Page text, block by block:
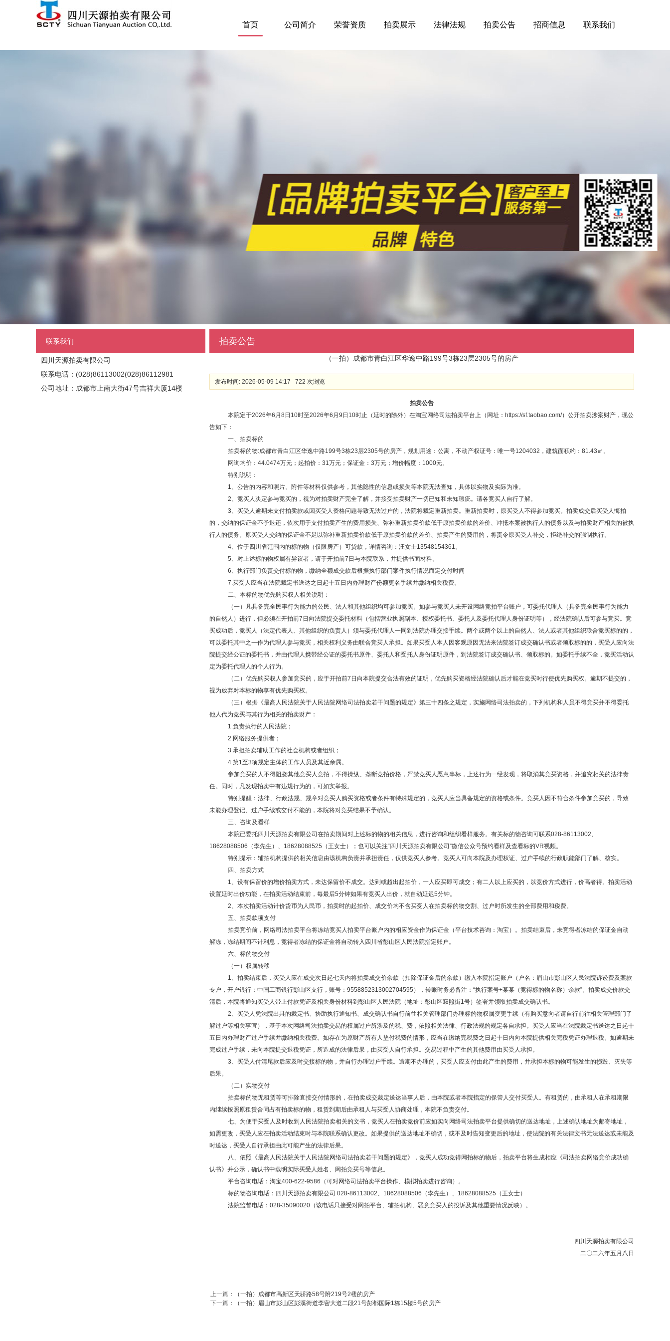
首页 公司简介 荣誉资质 拍卖展示 法律法规 拍卖公告 招商信息 联系我们
联系我们
四川天源拍卖有限公司
联系电话：(028)86113002(028)86112981
公司地址：成都市上南大街47号吉祥大厦14楼
拍卖公告
（一拍）成都市青白江区华逸中路199号3栋23层2305号的房产
发布时间: 2026-05-09 14:17 722 次浏览
拍卖公告
本院定于2026年6月8日10时至2026年6月9日10时止（延时的除外）在淘宝网络司法拍卖平台上（网址：https://sf.taobao.com/）公开拍卖涉案财产，现公
告如下：
一、拍卖标的
拍卖标的物:成都市青白江区华逸中路199号3栋23层2305号的房产，规划用途：公寓，不动产权证号：唯一号1204032，建筑面积约：81.43㎡。
网询均价： 44.0474万元；起拍价：31万元；保证金：3万元；增价幅度：1000元。
特别说明：
1、公告的内容和照片、附件等材料仅供参考，其他隐性的信息或损失等本院无法查知，具体以实物及实际为准。
2、竞买人决定参与竞买的，视为对拍卖财产完全了解，并接受拍卖财产一切已知和未知瑕疵。请各竞买人自行了解。
3、买受人逾期未支付拍卖款或因买受人资格问题导致无法过户的，法院将裁定重新拍卖。重新拍卖时，原买受人不得参加竞买。拍卖成交后买受人悔拍
的，交纳的保证金不予退还，依次用于支付拍卖产生的费用损失、弥补重新拍卖价款低于原拍卖价款的差价、冲抵本案被执行人的债务以及与拍卖财产相关的被执
行人的债务。原买受人交纳的保证金不足以弥补重新拍卖价款低于原拍卖价款的差价、拍卖产生的费用的，将责令原买受人补交，拒绝补交的强制执行。
4、位于四川省范围内的标的物（仅限房产）可贷款，详情咨询：汪女士13548154361。
5、对上述标的物权属有异议者，请于开拍前7日与本院联系，并提供书面材料。
6、执行部门负责交付标的物，缴纳全额成交款后根据执行部门案件执行情况而定交付时间
7.买受人应当在法院裁定书送达之日起十五日内办理财产份额更名手续并缴纳相关税费。
二、本标的物优先购买权人相关说明：
（一）凡具备完全民事行为能力的公民、法人和其他组织均可参加竞买。如参与竞买人未开设网络竞拍平台账户，可委托代理人（具备完全民事行为能力
的自然人）进行，但必须在开拍前7日向法院提交委托材料（包括营业执照副本、授权委托书、委托人及委托代理人身份证明等），经法院确认后可参与竞买。竞
买成功后，竞买人（法定代表人、其他组织的负责人）须与委托代理人一同到法院办理交接手续。两个或两个以上的自然人、法人或者其他组织联合竞买标的的，
可以委托其中之一作为代理人参与竞买，相关权利义务由联合竞买人承担。如果买受人本人因客观原因无法来法院签订成交确认书或者领取标的的，买受人应向法
院提交经公证的委托书，并由代理人携带经公证的委托书原件、委托人和受托人身份证明原件，到法院签订成交确认书、领取标的。如委托手续不全，竞买活动认
定为委托代理人的个人行为。
（二）优先购买权人参加竞买的，应于开拍前7日向本院提交合法有效的证明，优先购买资格经法院确认后才能在竞买时行使优先购买权。逾期不提交的，
视为放弃对本标的物享有优先购买权。
（三）根据《最高人民法院关于人民法院网络司法拍卖若干问题的规定》第三十四条之规定，实施网络司法拍卖的，下列机构和人员不得竞买并不得委托
他人代为竞买与其行为相关的拍卖财产：
1.负责执行的人民法院；
2.网络服务提供者；
3.承担拍卖辅助工作的社会机构或者组织；
4.第1至3项规定主体的工作人员及其近亲属。
参加竞买的人不得阻挠其他竞买人竞拍，不得操纵、垄断竞拍价格，严禁竞买人恶意串标，上述行为一经发现，将取消其竞买资格，并追究相关的法律责
任。同时，凡发现拍卖中有违规行为的，可如实举报。
特别提醒：法律、行政法规、规章对竞买人购买资格或者条件有特殊规定的，竞买人应当具备规定的资格或条件。竞买人因不符合条件参加竞买的，导致
未能办理登记、过户手续或交付不能的，本院将对竞买结果不予确认。
三、咨询及看样
本院已委托四川天源拍卖有限公司在拍卖期间对上述标的物的相关信息，进行咨询和组织看样服务。有关标的物咨询可联系028-86113002、
18628088506（李先生）、18628088525（王女士）；也可以关注“四川天源拍卖有限公司”微信公众号预约看样及查看标的VR视频。
特别提示：辅拍机构提供的相关信息由该机构负责并承担责任，仅供竞买人参考。竞买人可向本院及办理权证、过户手续的行政职能部门了解、核实。
四、拍卖方式
1、设有保留价的增价拍卖方式，未达保留价不成交。达到或超出起拍价，一人应买即可成交；有二人以上应买的，以竞价方式进行，价高者得。拍卖活动
设置延时出价功能，在拍卖活动结束前，每最后5分钟如果有竞买人出价，就自动延迟5分钟。
2、本次拍卖活动计价货币为人民币，拍卖时的起拍价、成交价均不含买受人在拍卖标的物交割、过户时所发生的全部费用和税费。
五、拍卖款项支付
拍卖竞价前，网络司法拍卖平台将冻结竞买人拍卖平台账户内的相应资金作为保证金（平台技术咨询：淘宝）。拍卖结束后，未竞得者冻结的保证金自动
解冻，冻结期间不计利息，竞得者冻结的保证金将自动转入四川省彭山区人民法院指定账户。
六、标的物交付
（一）权属转移
1、拍卖结束后，买受人应在成交次日起七天内将拍卖成交价余款（扣除保证金后的余款）缴入本院指定账户（户名：眉山市彭山区人民法院诉讼费及案款
专户，开户银行：中国工商银行彭山区支行，账号：9558852313002704595），转账时务必备注：“执行案号+某某（竞得标的物名称）余款”。拍卖成交价款交
清后，本院将通知买受人带上付款凭证及相关身份材料到彭山区人民法院（地址：彭山区寂照街1号）签署并领取拍卖成交确认书。
2、买受人凭法院出具的裁定书、协助执行通知书、成交确认书自行前往相关管理部门办理标的物权属变更手续（有购买意向者请自行前往相关管理部门了
解过户等相关事宜），基于本次网络司法拍卖交易的权属过户所涉及的税、费，依照相关法律、行政法规的规定各自承担。买受人应当在法院裁定书送达之日起十
五日内办理财产过户手续并缴纳相关税费。如存在为原财产所有人垫付税费的情形，应当在缴纳完税费之日起十日内向本院提供相关完税凭证办理退税。如逾期未
完成过户手续，未向本院提交退税凭证，所造成的法律后果，由买受人自行承担。交易过程中产生的其他费用由买受人承担。
3、买受人付清尾款后应及时交接标的物，并自行办理过户手续。逾期不办理的，买受人应支付由此产生的费用，并承担本标的物可能发生的损毁、灭失等
后果。
（二）实物交付
拍卖标的物无租赁等可排除直接交付情形的，在拍卖成交裁定送达当事人后，由本院或者本院指定的保管人交付买受人。有租赁的，由承租人在承租期限
内继续按照原租赁合同占有拍卖标的物，租赁到期后由承租人与买受人协商处理，本院不负责交付。
七、为便于买受人及时收到人民法院拍卖相关的文书，竞买人在拍卖竞价前应如实向网络司法拍卖平台提供确切的送达地址，上述确认地址为邮寄地址，
如需更改，买受人应在拍卖活动结束时与本院联系确认更改。如果提供的送达地址不确切，或不及时告知变更后的地址，使法院的有关法律文书无法送达或未能及
时送达，买受人自行承担由此可能产生的法律后果。
八、依照《最高人民法院关于人民法院网络司法拍卖若干问题的规定》，竞买人成功竞得网拍标的物后，拍卖平台将生成相应《司法拍卖网络竞价成功确
认书》并公示，确认书中载明实际买受人姓名、网拍竞买号等信息。
平台咨询电话：淘宝400-622-9586（可对网络司法拍卖平台操作、模拟拍卖进行咨询）。
标的物咨询电话：四川天源拍卖有限公司 028-86113002、18628088506（李先生）、18628088525（王女士）
法院监督电话： 028-35090020（该电话只接受对网拍平台、辅拍机构、恶意竞买人的投诉及其他重要情况反映）。
四川天源拍卖有限公司
二〇二六年五月八日
上一篇 ：
（一拍）成都市高新区天骄路58号附219号2楼的房产
下一篇 ： （一拍）眉山市彭山区彭溪街道李密大道二段21号彭都国际1栋15楼5号的房产